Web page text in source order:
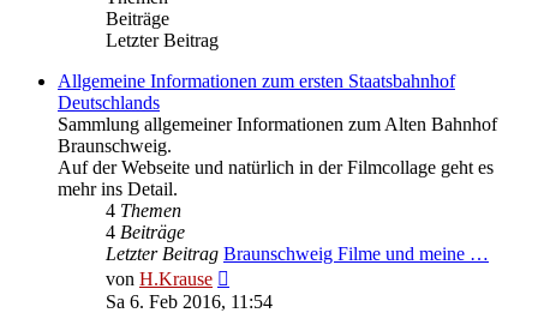
Beiträge
Letzter Beitrag
Allgemeine Informationen zum ersten Staatsbahnhof
Deutschlands
Sammlung allgemeiner Informationen zum Alten Bahnhof
Braunschweig.
Auf der Webseite und natürlich in der Filmcollage geht es
mehr ins Detail.
4 Themen
4 Beiträge
Letzter Beitrag Braunschweig Filme und meine …
von H.Krause
Beitrag
Sa 6. Feb 2016, 11:54